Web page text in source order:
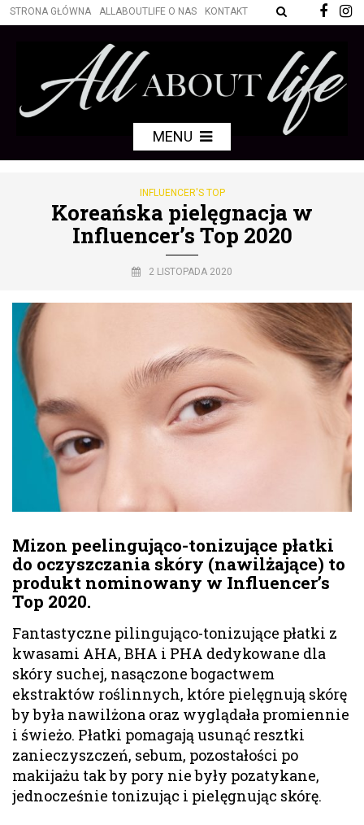
STRONA GŁÓWNA ALLABOUTLIFE O NAS KONTAKT
MENU
INFLUENCER'S TOP
Koreańska pielęgnacja w
Influencer’s Top 2020
2 LISTOPADA 2020
Mizon peelingująco-tonizujące płatki
do oczyszczania skóry (nawilżające) to
produkt nominowany w Influencer’s
Top 2020.
Fantastyczne pilingująco-tonizujące płatki z
kwasami AHA, BHA i PHA dedykowane dla
skóry suchej, nasączone bogactwem
ekstraktów roślinnych, które pielęgnują skórę
by była nawilżona oraz wyglądała promiennie
i świeżo. Płatki pomagają usunąć resztki
zanieczyszczeń, sebum, pozostałości po
makijażu tak by pory nie były pozatykane,
jednocześnie tonizując i pielęgnując skórę.